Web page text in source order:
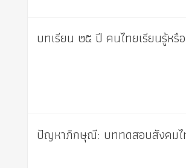
บทเรียน ๒๕ ปี คนไทยเรียนรู้หรื
ปัญหาภิกษุณี: บททดสอบสังคมไ